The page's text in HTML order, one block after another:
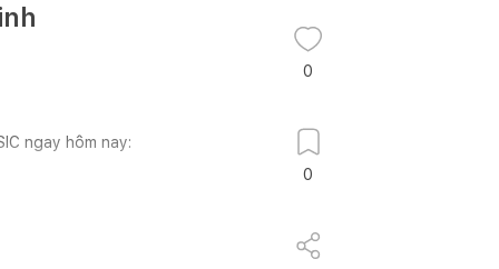
ngay hôm nay:
0
0